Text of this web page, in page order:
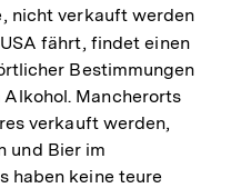
nicht verkauft werden
fährt, findet einen
Bestimmungen
Alkohol. Mancherorts
verkauft werden,
und Bier im
haben keine teure